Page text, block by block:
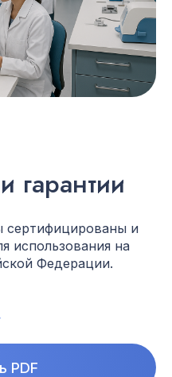
гарантии
сертифицированы и
использования на
Федерации.
PDF